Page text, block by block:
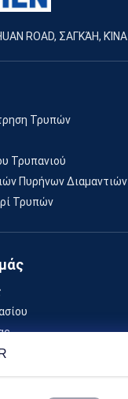
ROAD, ΣΑΓΚΆΗ, ΚΊΝΑ
Τρυπών
Τρυπανιού
Πυρήνων Διαμαντιών
Τρυπών